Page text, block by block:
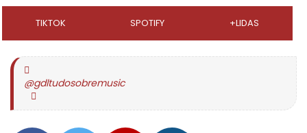
TIKTOK SPOTIFY +LIDAS
@gdltudosobremusic